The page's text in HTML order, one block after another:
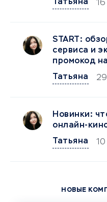
Татьяна
START:
сервиса и
промокод
Татьяна
Новинки:
онлайн-
Татьяна
НОВЫЕ